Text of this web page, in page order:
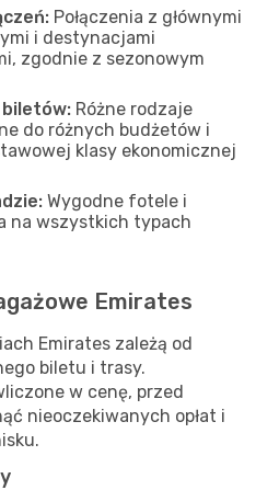
Połączenia z głównymi
i destynacjami
zgodnie z sezonowym
Różne rodzaje
do różnych budżetów i
klasy ekonomicznej
Wygodne fotele i
na wszystkich typach
Emirates
Emirates zależą od
biletu i trasy.
w cenę, przed
nieoczekiwanych opłat i